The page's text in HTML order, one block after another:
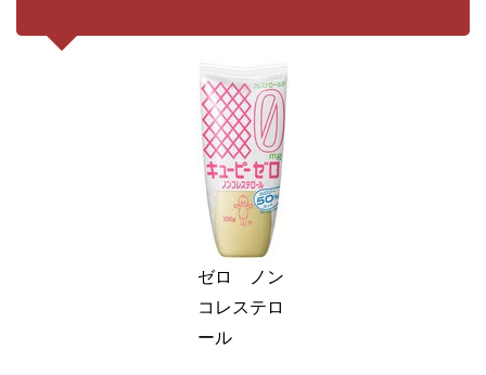
ゼロ ノン
コレステロ
ール